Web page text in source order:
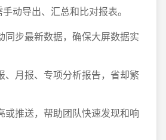
动导出、汇总和比对报表。
同步最新数据，确保大屏数据实
、月报、专项分析报告，省却繁
或推送，帮助团队快速发现和响